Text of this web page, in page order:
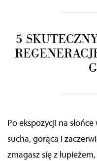
5
Po ekspozycji na
sucha, gorąca i
zmagasz się z